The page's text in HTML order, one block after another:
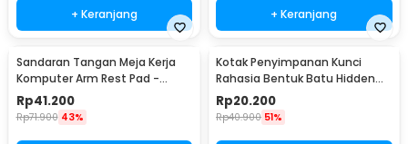
+ Keranjang + Keranjang
Sandaran Tangan Meja Kerja
Komputer Arm Rest Pad -
91526
Rp41.200
Rp71.900 43%
Kotak Penyimpanan Kunci
Rahasia Bentuk Batu Hidden
Key Box - B0521
Rp20.200
Rp40.900 51%